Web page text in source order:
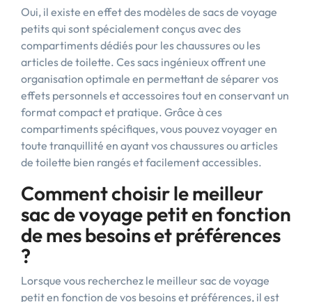
Oui, il existe en effet des modèles de sacs de voyage
petits qui sont spécialement conçus avec des
compartiments dédiés pour les chaussures ou les
articles de toilette. Ces sacs ingénieux offrent une
organisation optimale en permettant de séparer vos
effets personnels et accessoires tout en conservant un
format compact et pratique. Grâce à ces
compartiments spécifiques, vous pouvez voyager en
toute tranquillité en ayant vos chaussures ou articles
de toilette bien rangés et facilement accessibles.
Comment choisir le meilleur
sac de voyage petit en fonction
de mes besoins et préférences
?
Lorsque vous recherchez le meilleur sac de voyage
petit en fonction de vos besoins et préférences, il est